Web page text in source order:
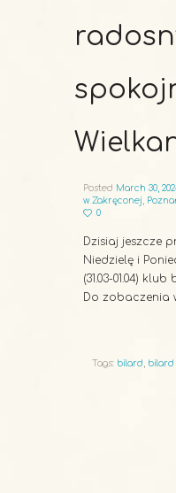
Posted March 30,
w Zakręconej
0
Dzisiaj jeszcze
Niedzielę i
(31.03-01.04)
Do zobaczenia
Tags: bilard bilard